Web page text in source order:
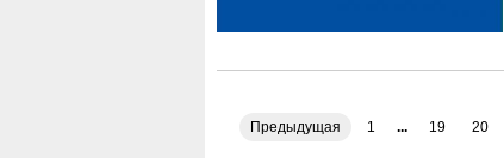
Предыдущая 1 ... 19 20